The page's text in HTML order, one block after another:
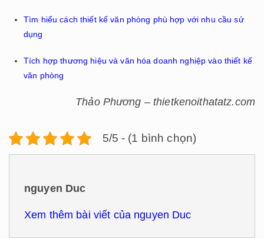
Tìm hiểu cách thiết kế văn phòng phù hợp với nhu cầu sử
dụng
Tích hợp thương hiệu và văn hóa doanh nghiệp vào thiết kế
văn phòng
Thảo Phương – thietkenoithatatz.com
5/5 - (1 bình chọn)
nguyen Duc
Xem thêm bài viết của nguyen Duc